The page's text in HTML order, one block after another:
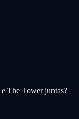
The Tower juntas?